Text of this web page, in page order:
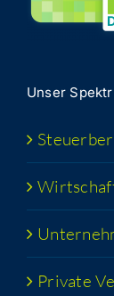
Unser
Pri­va­te